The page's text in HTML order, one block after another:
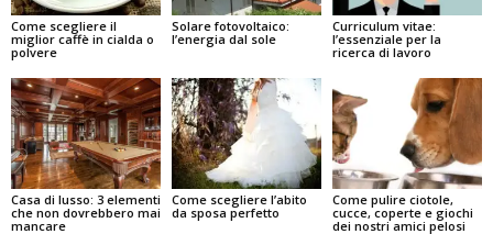
Come scegliere il
miglior caffè in cialda o
polvere
Solare fotovoltaico:
l’energia dal sole
Curriculum vitae:
l’essenziale per la
ricerca di lavoro
Casa di lusso: 3 elementi
che non dovrebbero mai
mancare
Come scegliere l’abito
da sposa perfetto
Come pulire ciotole,
cucce, coperte e giochi
dei nostri amici pelosi